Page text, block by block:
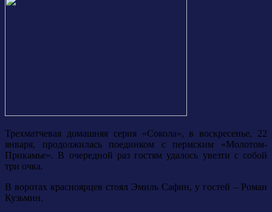
Трехматчевая домашняя серия «Сокола», в воскресенье, 22
января, продолжилась поединком с пермским «Молотом-
Прикамье». В очередной раз гостям удалось увезти с собой
три очка.
В воротах красноярцев стоял Эмиль Сафин, у гостей – Роман
Кузьмин.